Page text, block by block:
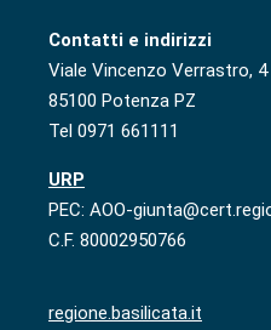
Contatti e indirizzi
Viale Vincenzo Verrastro, 4
85100 Potenza PZ
Tel 0971 661111
URP
PEC: AOO-
C.F. 80002950766
regione.basilicata.it